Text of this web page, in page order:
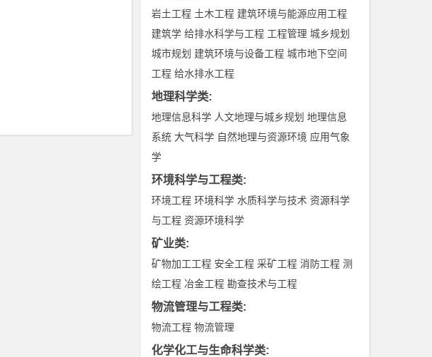
岩土工程 土木工程 建筑环境与能源应用工程
建筑学 给排水科学与工程 工程管理 城乡规划
城市规划 建筑环境与设备工程 城市地下空间
工程 给水排水工程
地理科学类:
地理信息科学 人文地理与城乡规划 地理信息
系统 大气科学 自然地理与资源环境 应用气象
学
环境科学与工程类:
环境工程 环境科学 水质科学与技术 资源科学
与工程 资源环境科学
矿业类:
矿物加工工程 安全工程 采矿工程 消防工程 测
绘工程 冶金工程 勘查技术与工程
物流管理与工程类:
物流工程 物流管理
化学化工与生命科学类: